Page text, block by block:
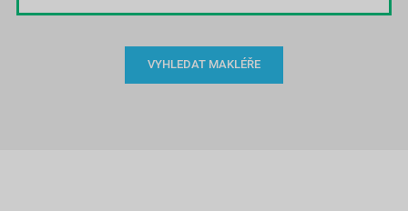
VYHLEDAT MAKLÉŘE